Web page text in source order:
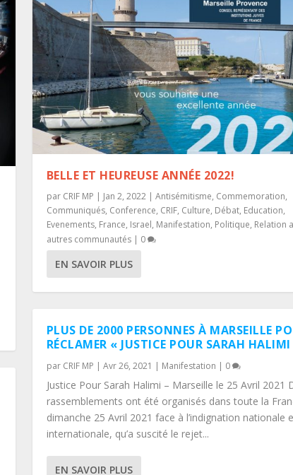
BELLE ET HEUREUSE ANNÉE 2022!
par CRIF MP | Jan 2, 2022| Antisémitisme, Commemoration,
Communiqués, Conference, CRIF, Culture, Débat, Education,
Evenements, France, Israel, Manifestation, Politique, Relation
autres communautés| 0
EN SAVOIR PLUS
PLUS DE 2000 PERSONNES À MARSEILLE
RÉCLAMER « JUSTICE POUR SARAH
par CRIF MP | Avr 26, 2021 | Manifestation | 0
Justice Pour Sarah Halimi – Marseille le 25 Avril 2021
rassemblements ont été organisés dans toute la
dimanche 25 Avril 2021 face à l’indignation nationale
internationale, qu’a suscité le rejet...
EN SAVOIR PLUS